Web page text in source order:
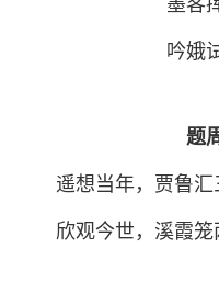
吟娥
题
遥想当年，贾鲁汇
欣观今世，溪霞笼